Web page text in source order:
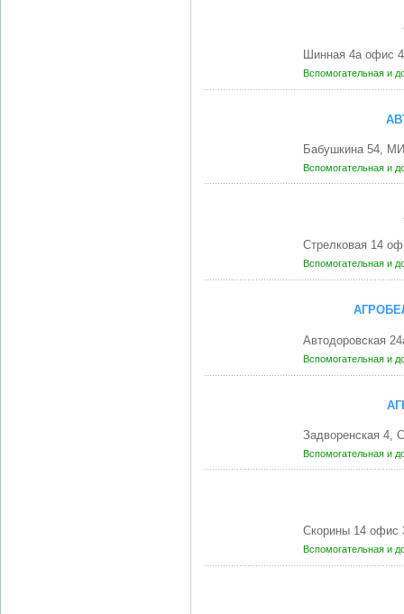
Шинная 4а офис
Вспомогательная и
Бабушкина 54,
Вспомогательная и
Стрелковая 14
Вспомогательная и
Автодоровская
Вспомогательная и
Задворенская
Вспомогательная и
Скорины 14
Вспомогательная и